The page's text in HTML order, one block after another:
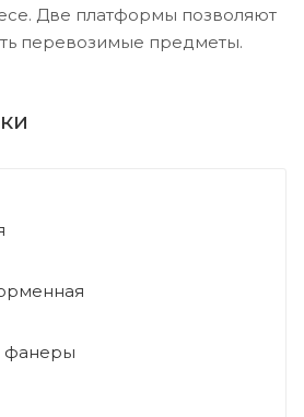
Две платформы позволяют
перевозимые предметы.
фанеры